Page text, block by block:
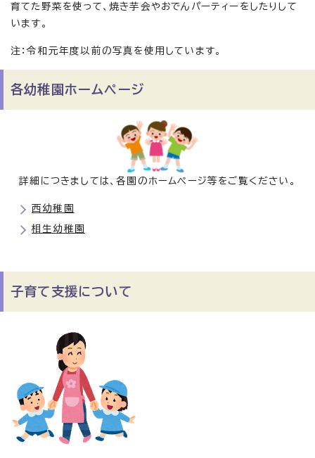
育てた野菜を使って、焼き芋会やおでんパーティーをしたりして
います。
注：令和元年度以前の写真を使用しています。
各幼稚園ホームページ
詳細につきましては、各園のホームページ等をご覧ください。
西幼稚園
相生幼稚園
子育て支援について